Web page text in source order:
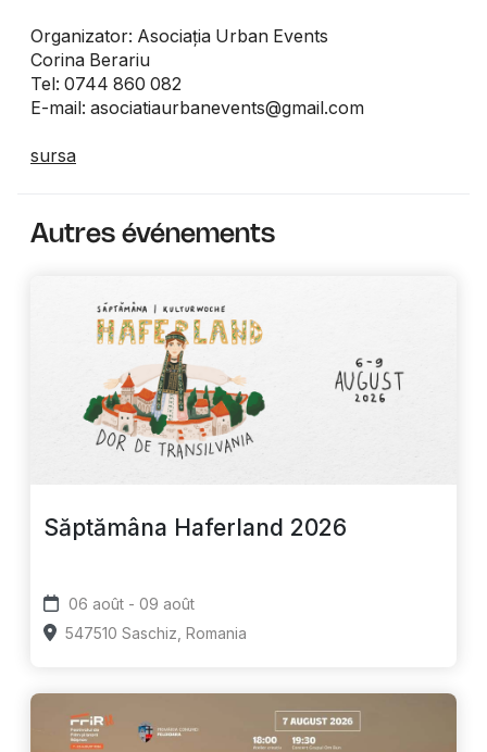
Organizator: Asociația Urban Events
Corina Berariu
Tel: 0744 860 082
E-mail: asociatiaurbanevents@gmail.com
sursa
Autres événements
Săptămâna Haferland 2026
06 août - 09 août
547510 Saschiz, Romania